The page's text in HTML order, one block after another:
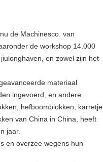
de Machinesco. van
de workshop 14.000
en zowel zijn het
materiaal
ingevoerd, en andere
hefboomblokken, karretje
van China in China, heeft
jaar.
en overzee wegens hun